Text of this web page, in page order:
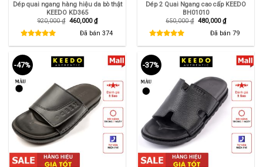
Dép quai ngang hàng hiệu da bò thật
KEEDO KD365
920,000₫ Giá
460,000₫Giá
hiện
tại
Đã bán 374
Dép 2 Quai Ngang cao cấp KEEDO
BH01010
650,000₫ Giá
480,000₫Giá
hiện
tại
Đã bán 79
-47% -37%